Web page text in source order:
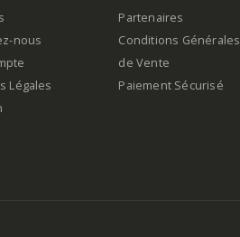
nous
Légales
Partenaires
Conditions Générales
de Vente
Paiement Sécurisé